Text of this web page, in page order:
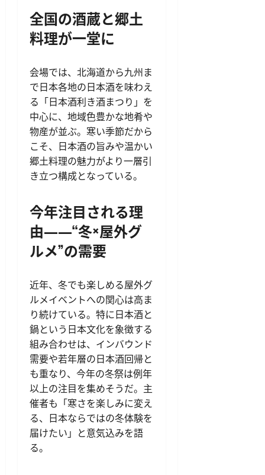
全国の酒蔵と郷土
料理が一堂に
会場では、北海道から九州ま
で日本各地の日本酒を味わえ
る「日本酒利き酒まつり」を
中心に、地域色豊かな地肴や
物産が並ぶ。寒い季節だから
こそ、日本酒の旨みや温かい
郷土料理の魅力がより一層引
き立つ構成となっている。
今年注目される理
由――“冬×屋外グ
ルメ”の需要
近年、冬でも楽しめる屋外グ
ルメイベントへの関心は高ま
り続けている。特に日本酒と
鍋という日本文化を象徴する
組み合わせは、インバウンド
需要や若年層の日本酒回帰と
も重なり、今年の冬祭は例年
以上の注目を集めそうだ。主
催者も「寒さを楽しみに変え
る、日本ならではの冬体験を
届けたい」と意気込みを語
る。